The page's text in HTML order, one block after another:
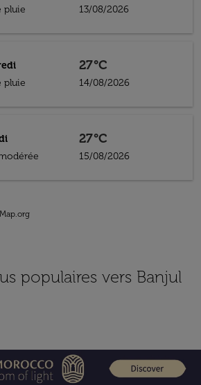
pluie
13/08/2026
pluie
27°C
14/08/2026
27°C
15/08/2026
populaires vers Banjul